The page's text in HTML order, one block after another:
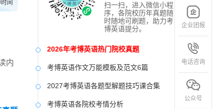
间
内
扫一扫，进入微信小程
序，各院校历年真题随
时随地可刷题，助力考
博英语提分。
2026年考博英语热门院校真题
考博英语作文万能模板及范文6篇
2027考博英语各题型解题技巧课合集
考博英语各院校考情分析
企业团报
电话咨询
公众号